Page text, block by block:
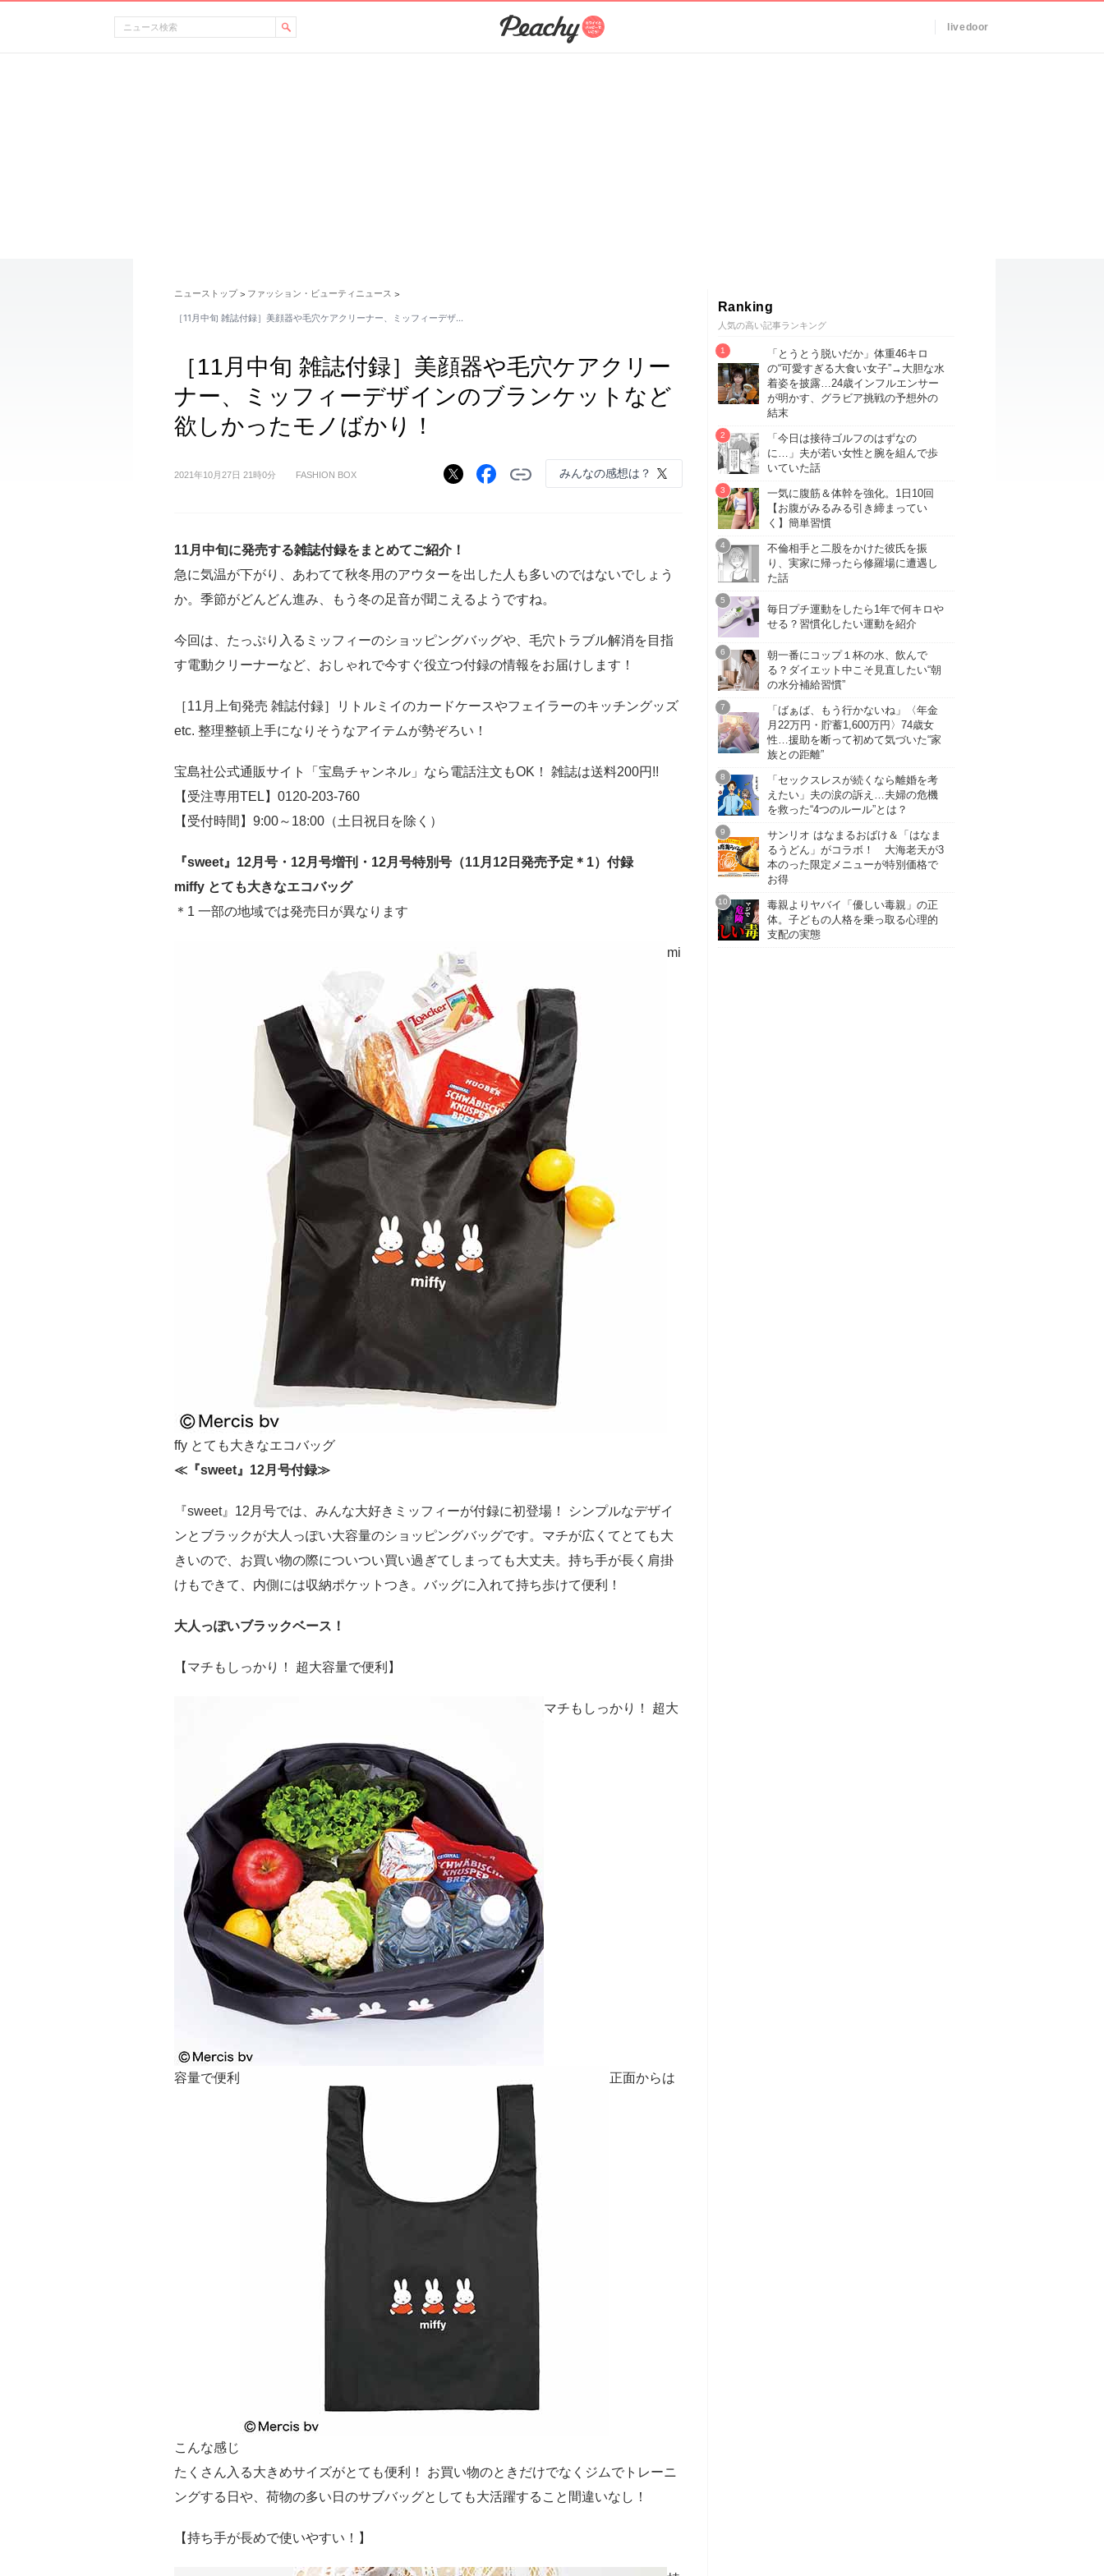
livedoor
ニューストップ > ファッション・ビューティニュース >
［11月中旬 雑誌付録］美顔器や毛穴ケアクリーナー、ミッフィーデザ…
［11月中旬 雑誌付録］美顔器や毛穴ケアクリー
ナー、ミッフィーデザインのブランケットなど
欲しかったモノばかり！
2021年10月27日 21時0分 FASHION BOX みんなの感想は？
11月中旬に発売する雑誌付録をまとめてご紹介！
急に気温が下がり、あわてて秋冬用のアウターを出した人も多いのではないでしょう
か。季節がどんどん進み、もう冬の足音が聞こえるようですね。
今回は、たっぷり入るミッフィーのショッピングバッグや、毛穴トラブル解消を目指
す電動クリーナーなど、おしゃれで今すぐ役立つ付録の情報をお届けします！
［11月上旬発売 雑誌付録］リトルミイのカードケースやフェイラーのキッチングッズ
etc. 整理整頓上手になりそうなアイテムが勢ぞろい！
宝島社公式通販サイト「宝島チャンネル」なら電話注文もOK！ 雑誌は送料200円!!
【受注専用TEL】0120-203-760
【受付時間】9:00～18:00（土日祝日を除く）
『sweet』12月号・12月号増刊・12月号特別号（11月12日発売予定＊1）付録
miffy とても大きなエコバッグ
＊1 一部の地域では発売日が異なります
mi
ffy とても大きなエコバッグ
≪『sweet』12月号付録≫
『sweet』12月号では、みんな大好きミッフィーが付録に初登場！ シンプルなデザイ
ンとブラックが大人っぽい大容量のショッピングバッグです。マチが広くてとても大
きいので、お買い物の際についつい買い過ぎてしまっても大丈夫。持ち手が長く肩掛
けもできて、内側には収納ポケットつき。バッグに入れて持ち歩けて便利！
大人っぽいブラックベース！
【マチもしっかり！ 超大容量で便利】
マチもしっかり！ 超大
容量で便利 正面からは
こんな感じ
たくさん入る大きめサイズがとても便利！ お買い物のときだけでなくジムでトレーニ
ングする日や、荷物の多い日のサブバッグとしても大活躍すること間違いなし！
【持ち手が長めで使いやすい！】
Ranking
人気の高い記事ランキング
「とうとう脱いだか」体重46キロ
の“可愛すぎる大食い女子”→大胆な水
着姿を披露…24歳インフルエンサー
が明かす、グラビア挑戦の予想外の
結末
「今日は接待ゴルフのはずなの
に…」夫が若い女性と腕を組んで歩
いていた話
一気に腹筋＆体幹を強化。1日10回
【お腹がみるみる引き締まってい
く】簡単習慣
不倫相手と二股をかけた彼氏を振
り、実家に帰ったら修羅場に遭遇し
た話
毎日プチ運動をしたら1年で何キロや
せる？習慣化したい運動を紹介
朝一番にコップ１杯の水、飲んで
る？ダイエット中こそ見直したい“朝
の水分補給習慣”
「ばぁば、もう行かないね」〈年金
月22万円・貯蓄1,600万円〉74歳女
性…援助を断って初めて気づいた“家
族との距離”
「セックスレスが続くなら離婚を考
えたい」夫の涙の訴え…夫婦の危機
を救った“4つのルール”とは？
サンリオ はなまるおばけ＆「はなま
るうどん」がコラボ！ 大海老天が3
本のった限定メニューが特別価格で
お得
毒親よりヤバイ「優しい毒親」の正
体。子どもの人格を乗っ取る心理的
支配の実態